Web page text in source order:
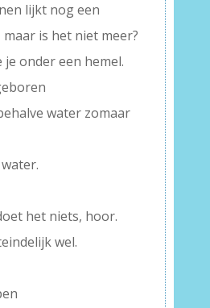
lijkt nog een
is het niet meer?
je onder een hemel.
water zomaar
het niets, hoor.
wel.